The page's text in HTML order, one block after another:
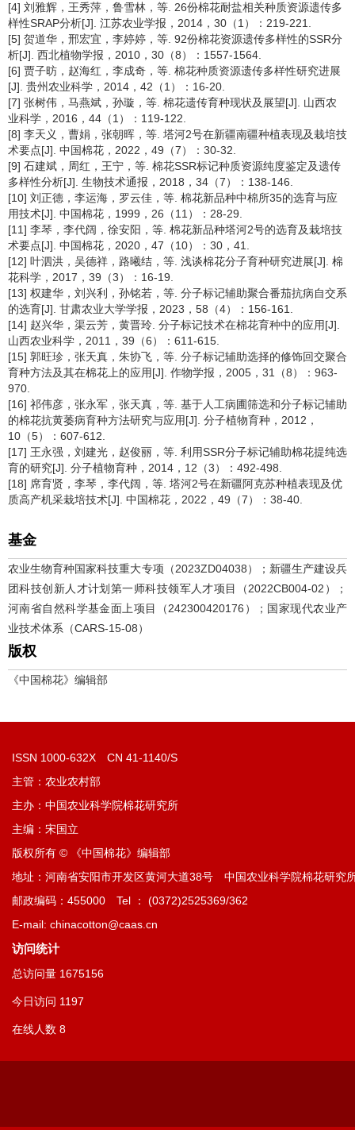
[4] 刘雅辉，王秀萍，鲁雪林，等. 26份棉花耐盐相关种质资源遗传多
样性SRAP分析[J]. 江苏农业学报，2014，30（1）：219-221.
[5] 贺道华，邢宏宜，李婷婷，等. 92份棉花资源遗传多样性的SSR分
析[J]. 西北植物学报，2010，30（8）：1557-1564.
[6] 贾子昉，赵海红，李成奇，等. 棉花种质资源遗传多样性研究进展
[J]. 贵州农业科学，2014，42（1）：16-20.
[7] 张树伟，马燕斌，孙璇，等. 棉花遗传育种现状及展望[J]. 山西农
业科学，2016，44（1）：119-122.
[8] 李天义，曹娟，张朝晖，等. 塔河2号在新疆南疆种植表现及栽培技
术要点[J]. 中国棉花，2022，49（7）：30-32.
[9] 石建斌，周红，王宁，等. 棉花SSR标记种质资源纯度鉴定及遗传
多样性分析[J]. 生物技术通报，2018，34（7）：138-146.
[10] 刘正德，李运海，罗云佳，等. 棉花新品种中棉所35的选育与应
用技术[J]. 中国棉花，1999，26（11）：28-29.
[11] 李琴，李代阔，徐安阳，等. 棉花新品种塔河2号的选育及栽培技
术要点[J]. 中国棉花，2020，47（10）：30，41.
[12] 叶泗洪，吴德祥，路曦结，等. 浅谈棉花分子育种研究进展[J]. 棉
花科学，2017，39（3）：16-19.
[13] 权建华，刘兴利，孙铭若，等. 分子标记辅助聚合番茄抗病自交系
的选育[J]. 甘肃农业大学学报，2023，58（4）：156-161.
[14] 赵兴华，渠云芳，黄晋玲. 分子标记技术在棉花育种中的应用[J].
山西农业科学，2011，39（6）：611-615.
[15] 郭旺珍，张天真，朱协飞，等. 分子标记辅助选择的修饰回交聚合
育种方法及其在棉花上的应用[J]. 作物学报，2005，31（8）：963-
970.
[16] 祁伟彦，张永军，张天真，等. 基于人工病圃筛选和分子标记辅助
的棉花抗黄萎病育种方法研究与应用[J]. 分子植物育种，2012，
10（5）：607-612.
[17] 王永强，刘建光，赵俊丽，等. 利用SSR分子标记辅助棉花提纯选
育的研究[J]. 分子植物育种，2014，12（3）：492-498.
[18] 席育贤，李琴，李代阔，等. 塔河2号在新疆阿克苏种植表现及优
质高产机采栽培技术[J]. 中国棉花，2022，49（7）：38-40.
基金
农业生物育种国家科技重大专项（2023ZD04038）；新疆生产建设兵
团科技创新人才计划第一师科技领军人才项目（2022CB004-02）；
河南省自然科学基金面上项目（242300420176）；国家现代农业产
业技术体系（CARS-15-08）
版权
《中国棉花》编辑部
ISSN 1000-632X CN 41-1140/S
主管：农业农村部
主办：中国农业科学院棉花研究所
主编：宋国立
版权所有 © 《中国棉花》编辑部
地址：河南省安阳市开发区黄河大道38号 中国农业科学院棉花研究
邮政编码：455000 Tel ： (0372)2525369/362
E-mail: chinacotton@caas.cn
访问统计
总访问量 1675156
今日访问 1197
在线人数 8